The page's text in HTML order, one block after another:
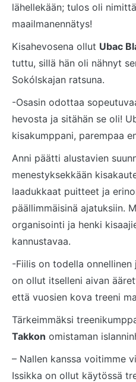
lähellekään; tulos oli
maailmanennätys!
Kisahevosena ollut Ubac
tuttu, sillä hän oli nähnyt
Sokólskajan ratsuna.
-Osasin odottaa
hevosta ja sitähän se oli!
kisakumppani, parempaa
Anni päätti alustavien
menestyksekkään
laadukkaat puitteet ja
päällimmäisinä ajatuksiin.
organisointi ja henki
kannustavaa.
-Fiilis on todella onnellinen
on ollut itselleni aivan
että vuosien kova treeni
Tärkeimmäksi
Takkon omistaman
– Nallen kanssa voitimme
Issikka on ollut käytössä